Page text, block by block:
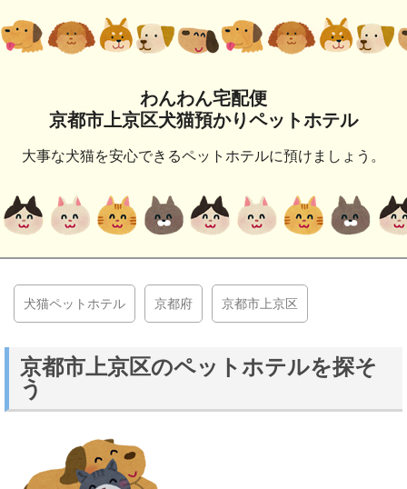
わんわん宅配便
京都市上京区犬猫預かりペットホテル
大事な犬猫を安心できるペットホテルに預けましょう。
犬猫ペットホテル 京都府 京都市上京区
京都市上京区のペットホテルを探そ
う